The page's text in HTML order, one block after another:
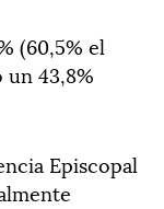
(60,5% el
43,8%
Episcopal